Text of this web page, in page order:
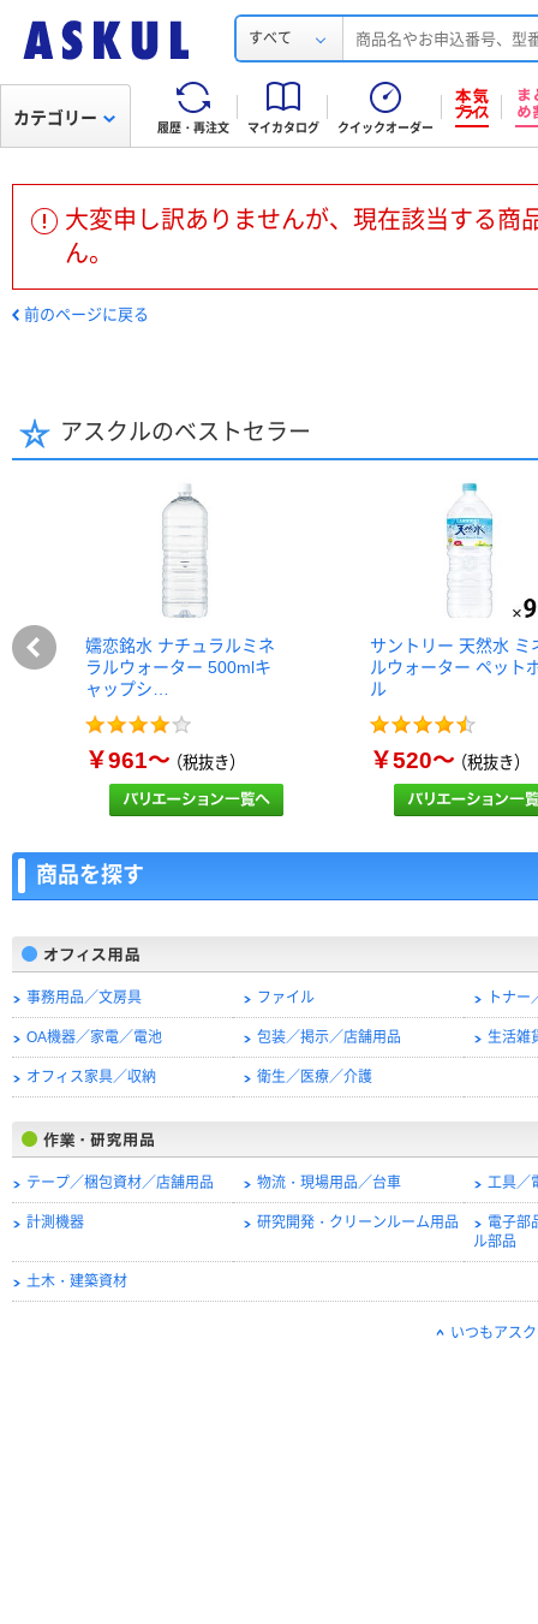
すべて
履歴・再注文 マイカタログ クイックオーダー
カテゴリー
大変申し訳ありませんが、現在該当する商
ん。
前のページに戻る
アスクルのベストセラー
嬬恋銘水 ナチュラルミネ
ラルウォーター 500mlキ
ャップシ…
￥961～（税抜き）
サントリー 天然水 ミ
ルウォーター ペット
ル
￥520～（税抜き）
商品を探す
事務用品／文房具 ファイル トナ
OA機器／家電／電池 包装／掲示／店舗用品 生活雑
オフィス家具／収納 衛生／医療／介護
テープ／梱包資材／店舗用品 物流・現場用品／台車 工具／
計測機器 研究開発・クリーンルーム用品
電子部
ル部品
土木・建築資材
いつもアス